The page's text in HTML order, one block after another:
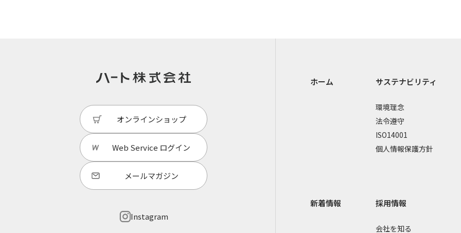
オンラインショップ
Web Service ログイン
メールマガジン
Instagram
ホーム サステナビリティ
環境理念
法令遵守
ISO14001
個人情報保護方針
新着情報 採用情報
会社を知る